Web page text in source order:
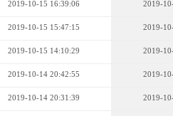
2019-10-15 16:39:06 2019-
2019-10-15 15:47:15 2019-
2019-10-15 14:10:29 2019-
2019-10-14 20:42:55 2019-
2019-10-14 20:31:39 2019-